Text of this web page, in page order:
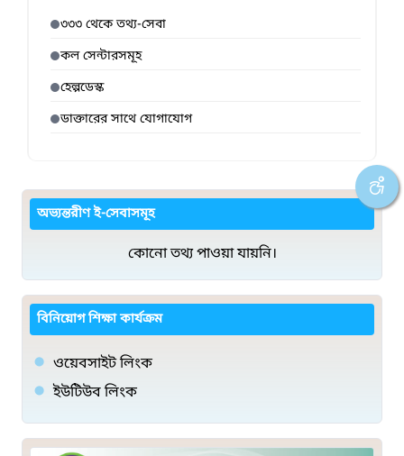
৩৩৩ থেকে তথ্য-সেবা
কল সেন্টারসমূহ
হেল্পডেস্ক
ডাক্তারের সাথে যোগাযোগ
অভ্যন্তরীণ ই-সেবাসমূহ
কোনো তথ্য পাওয়া যায়নি।
বিনিয়োগ শিক্ষা কার্যক্রম
ওয়েবসাইট লিংক
ইউটিউব লিংক